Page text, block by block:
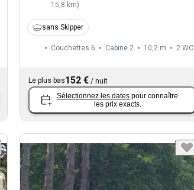
15,8 km)
sans Skipper
Couchettes 6 Cabine 2 10,2 m 2 WC
Le plus bas152 €/ nuit
Sélectionnez les dates pour connaître
les prix exacts.